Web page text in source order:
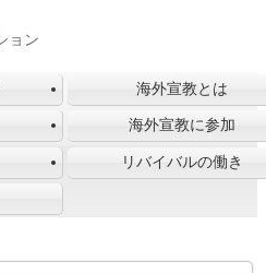
海外宣教とは
海外宣教に参加
リバイバルの働き